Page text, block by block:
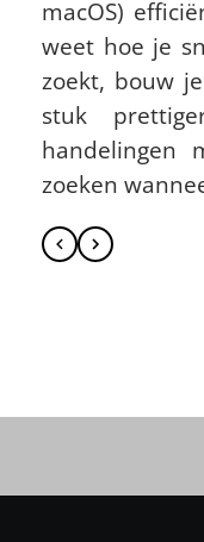
macOS)
weet hoe je
zoekt, bouw
stuk
handelingen
zoeken